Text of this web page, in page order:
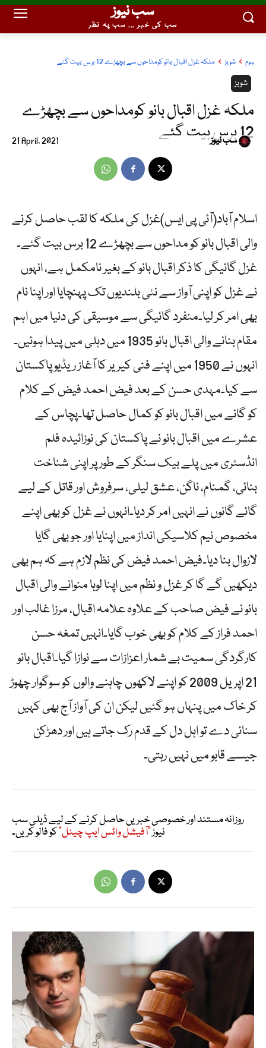
سب نیوز
سب کی خبر ... سب پہ نظر
ہوم شوبز ملکہ غزل اقبال بانو کومداحوں سے بچھڑے 12 برس بیت گئے
شوبز
ملکہ غزل اقبال بانو کومداحوں سے بچھڑے
12 برس بیت گئے
21 April, 2021 سب نیوز
اسلام آباد(آئی پی ایس)غزل کی ملکہ کا لقب حاصل کرنے
والی اقبال بانو کو مداحوں سے بچھڑے 12 برس بیت گئے۔
غزل گائیگی کا ذکر اقبال بانو کے بغیر نامکمل ہے، انہوں
نے غزل کو اپنی آواز سے نئی بلندیوں تک پہنچایا اور اپنا نام
بھی امر کر لیا۔منفرد گائیگی سے موسیقی کی دنیا میں اہم
مقام بنانے والی اقبال بانو 1935 میں دہلی میں پیدا ہوئیں۔
انہوں نے 1950 میں اپنے فنی کیریر کا آغاز ریڈیو پاکستان
سے کیا۔مہدی حسن کے بعد فیض احمد فیض کے کلام
کو گانے میں اقبال بانو کو کمال حاصل تھا۔پچاس کے
عشرے میں اقبال بانو نے پاکستان کی نوزائیدہ فلم
انڈسٹری میں پلے بیک سنگر کے طور پر اپنی شناخت
بنائی، گمنام، ناگن، عشق لیلی، سرفروش اور قاتل کے لیے
گائے گانوں نے انہیں امر کر دیا۔انہوں نے غزل کو بھی اپنے
مخصوص نیم کلاسیکی انداز میں اپنایا اور جو بھی گایا
لازوال بنا دیا۔فیض احمد فیض کی نظم لازم ہے کہ ہم بھی
دیکھیں گے گا کر غزل و نظم میں اپنا لوہا منوانے والی اقبال
بانو نے فیض صاحب کے علاوہ علامہ اقبال، مرزا غالب اور
احمد فراز کے کلام کو بھی خوب گایا۔انہیں تمغہ حسن
کارگردگی سمیت بے شمار اعزازات سے نوازا گیا۔اقبال بانو
21 اپریل 2009 کو اپنے لاکھوں چاہنے والوں کو سوگوار چھوڑ
کر خاک میں پنہاں ہو گئیں لیکن ان کی آواز آج بھی کہیں
سنائی دے تو اہل دل کے قدم رک جاتے ہیں اور دھڑکن
جیسے قابو میں نہیں رہتی۔
روزانہ مستند اور خصوصی خبریں حاصل کرنے کے لیے ڈیلی سب
نیوز"آفیشل واٹس ایپ چینل"کو فالو کریں۔